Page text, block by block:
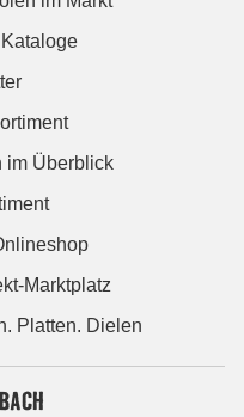
im Überblick
Marktplatz
Platten. Dielen